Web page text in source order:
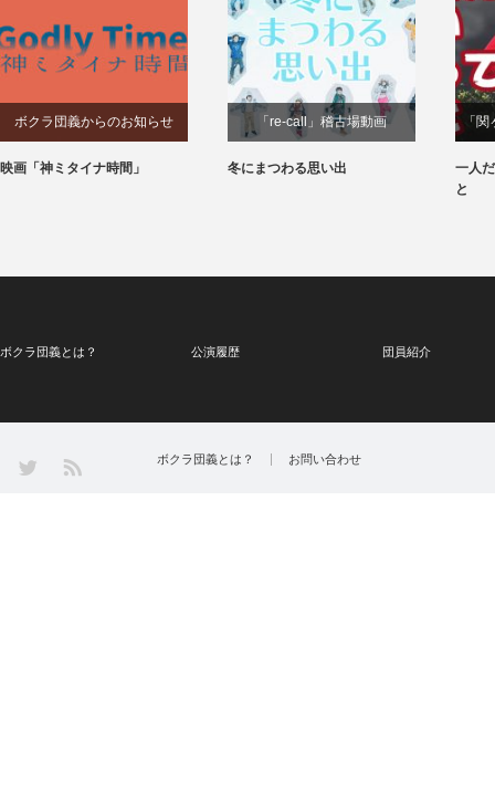
ボクラ団義からのお知らせ
映画「神ミタイナ時間」
「re-call」稽古場動画
冬にまつわる思い出
「
一人
と
ボクラ団義とは？ 公演履歴 団員紹介
Twitter ボクラ団義とは？ お問い合わせ